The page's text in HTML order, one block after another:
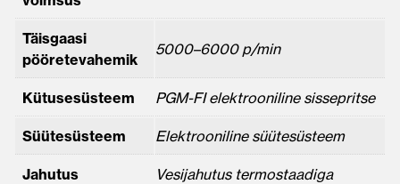
Täisgaasi
pööretevahemik
5000–6000 p/min
Kütusesüsteem PGM-FI elektrooniline sissepritse
Süütesüsteem Elektrooniline süütesüsteem
Jahutus Vesijahutus termostaadiga